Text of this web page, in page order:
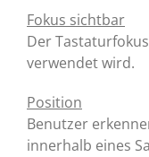
Fokus sichtbar
Der
verwendet wird.
Position
Benutzer
innerhalb eines